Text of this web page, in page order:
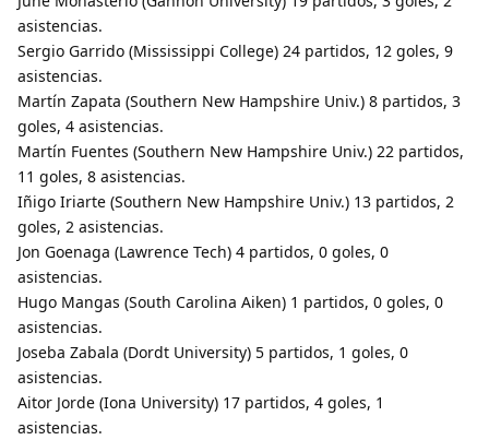
asistencias.
Sergio Garrido (Mississippi College) 24 partidos, 12 goles, 9
asistencias.
Martín Zapata (Southern New Hampshire Univ.) 8 partidos, 3
goles, 4 asistencias.
Martín Fuentes (Southern New Hampshire Univ.) 22 partidos,
11 goles, 8 asistencias.
Iñigo Iriarte (Southern New Hampshire Univ.) 13 partidos, 2
goles, 2 asistencias.
Jon Goenaga (Lawrence Tech) 4 partidos, 0 goles, 0
asistencias.
Hugo Mangas (South Carolina Aiken) 1 partidos, 0 goles, 0
asistencias.
Joseba Zabala (Dordt University) 5 partidos, 1 goles, 0
asistencias.
Aitor Jorde (Iona University) 17 partidos, 4 goles, 1
asistencias.